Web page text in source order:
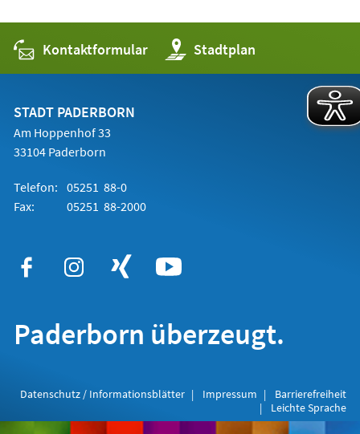
Kontaktformular Stadtplan
(Öffnet
in
einem
STADT PADERBORN
Am Hoppenhof 33
33104 Paderborn
Telefon: 05251 88-0
Fax:
05251 88-2000
Paderborn überzeugt.
Datenschutz / Informationsblätter Impressum
Barrierefreiheit
Leichte Sprache